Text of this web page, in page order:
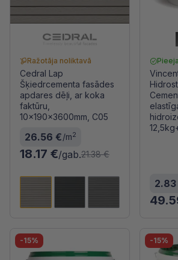
Ražotāja noliktavā
Cedral Lap
Šķiedrcementa fasādes
apdares dēļi, ar koka
faktūru,
10x190x3600mm, C05
26.56 €/m2
18.17 €/gab.21.38 €
2.83
-15% -15%